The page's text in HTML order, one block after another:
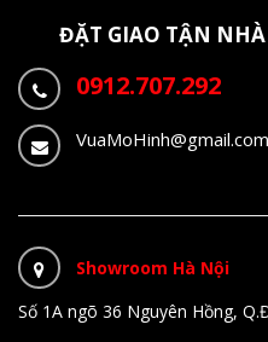
ĐẶT GIAO TẬN NHÀ
0912.707.292
VuaMoHinh@gmail.com
Showroom Hà Nội
Số 1A ngõ 36 Nguyên Hồng,